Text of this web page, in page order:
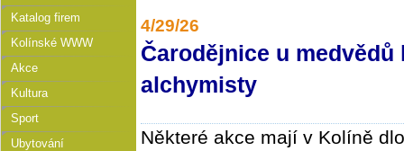
Katalog firem
Kolínské WWW
Akce
Kultura
Sport
Ubytování
4/29/26
Čarodějnice u
alchymisty
Některé akce mají v Kolíně